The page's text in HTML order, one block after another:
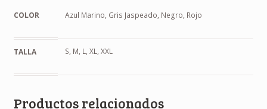
COLOR Azul Marino, Gris Jaspeado, Negro, Rojo
TALLA S, M, L, XL, XXL
Productos relacionados